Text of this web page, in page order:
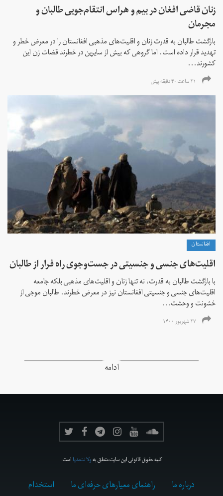
زنان قاضی افغان در بیم و هراس انتقام‌جویی طالبان و
مجرمان
بازگشت طالبان به قدرت زنان و اقلیت‌های مذهبی افغانستان را در معرض خطر و
تهدید قرار داده است. اما گروهی که بیش از سایرین در خطرند قضات زن این
کشورند...
۲۱ ساعت ۴۰ دقیقه پیش
افغانستان
اقلیت‌های جنسی و جنسیتی در جست‌و‌جوی راه فرار از طالبان
با بازگشت طالبان به قدرت، نه تنها زنان و اقلیت‌های مذهبی بلکه جامعه
اقلیت‌های جنسی و جنسیتی افغانستان نیز در معرض خطرند. طالبان موجی از
خشونت و وحشت...
۲۷ شهریور ۱۴۰۰
ادامه
کلیه حقوق قانونی این سایت متعلق بهولانت‌مدیااست.
درباره ما راهنمای معیارهای حرفه‌ای ما استخدام